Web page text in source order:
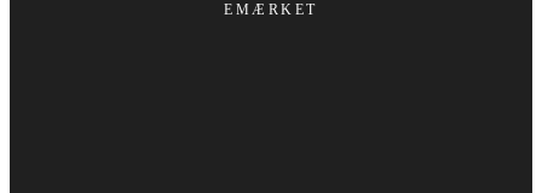
EMÆRKET